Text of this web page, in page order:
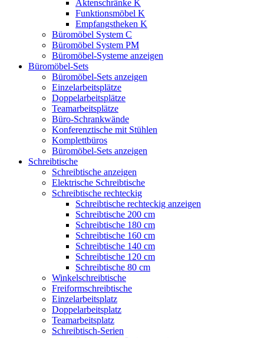
Aktenschränke K
Funktionsmöbel K
Empfangstheken K
Büromöbel System C
Büromöbel System PM
Büromöbel-Systeme anzeigen
Büromöbel-Sets
Büromöbel-Sets anzeigen
Einzelarbeitsplätze
Doppelarbeitsplätze
Teamarbeitsplätze
Büro-Schrankwände
Konferenztische mit Stühlen
Komplettbüros
Büromöbel-Sets anzeigen
Schreibtische
Schreibtische anzeigen
Elektrische Schreibtische
Schreibtische rechteckig
Schreibtische rechteckig anzeigen
Schreibtische 200 cm
Schreibtische 180 cm
Schreibtische 160 cm
Schreibtische 140 cm
Schreibtische 120 cm
Schreibtische 80 cm
Winkelschreibtische
Freiformschreibtische
Einzelarbeitsplatz
Doppelarbeitsplatz
Teamarbeitsplatz
Schreibtisch-Serien